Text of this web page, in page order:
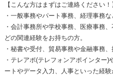
【こんな方はまずはご連絡ください！
・一般事務やパート事務、経理事務
・会計事務所や学校事務、医療事務
どの関連経験をお持ちの方。
・秘書や受付、貿易事務や金融事務
・テレアポ(テレフォンアポインター
ートやデータ入力、人事といった経